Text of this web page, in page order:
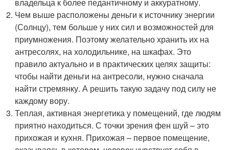
Чем выше расположены деньги к источнику энергии
(Солнцу), тем больше у них сил и возможностей для
приумножения. Поэтому желательно хранить их на
антресолях, на холодильнике, на шкафах. Это
правило актуально и в практических целях защиты:
чтобы найти деньги на антресоли, нужно сначала
найти стремянку. А решить такую задачу под силу не
каждому вору.
Теплая, активная энергетика у помещений, где людям
приятно находиться. С точки зрения фен шуй – это
прихожая и кухня. Прихожая – первое помещение,